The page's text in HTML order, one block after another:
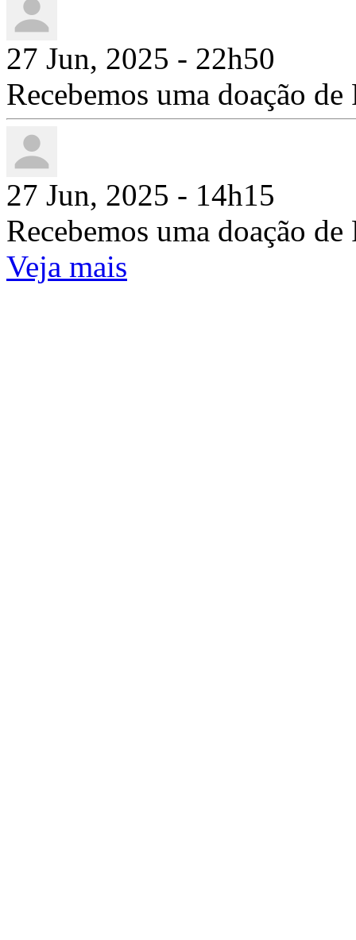
27 Jun, 2025 - 22h50
Recebemos uma doação
27 Jun, 2025 - 14h15
Recebemos uma doação
Veja mais